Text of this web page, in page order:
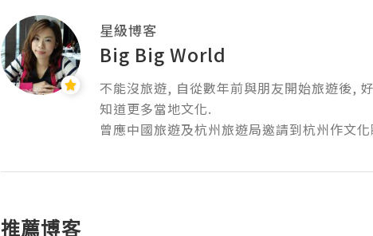
星級博客
Big Big World
不能沒旅遊, 自從數年前與朋友開始旅遊後,
知道更多當地文化.
曾應中國旅遊及杭州旅遊局邀請到杭州作文
推薦博客